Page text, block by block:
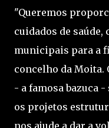
"Queremos
cuidados de
municipais para a
concelho da Moita.
- a famosa bazuca
os projetos
nos ajude a dar a